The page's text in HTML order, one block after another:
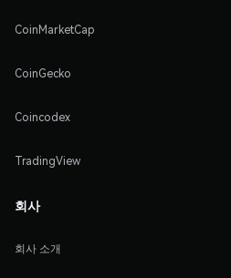
CoinMarketCap
CoinGecko
Coincodex
TradingView
회사
회사 소개